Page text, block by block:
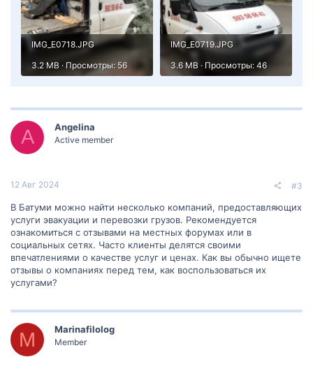
IMG_E0718.JPG
3.2 MB · Просмотры: 56
IMG_E0719.JPG
3.6 MB · Просмотры: 46
A Angelina
Active member
12 Авг 2024 #3
В Батуми можно найти несколько компаний, предоставляющих
услуги эвакуации и перевозки грузов. Рекомендуется
ознакомиться с отзывами на местных форумах или в
социальных сетях. Часто клиенты делятся своими
впечатлениями о качестве услуг и ценах. Как вы обычно ищете
отзывы о компаниях перед тем, как воспользоваться их
услугами?
M Marinafilolog
Member